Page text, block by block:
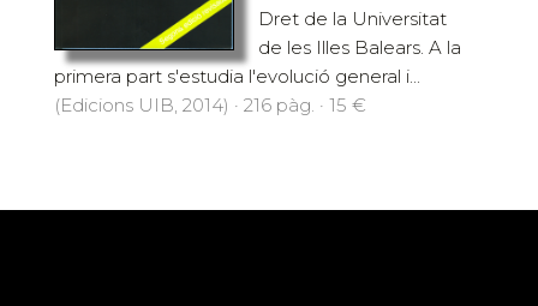
Dret de la Universitat
de les Illes Balears. A la
primera part s'estudia l'evolució general i...
(Edicions UIB, 2014) · 216 pàg. · 15 €